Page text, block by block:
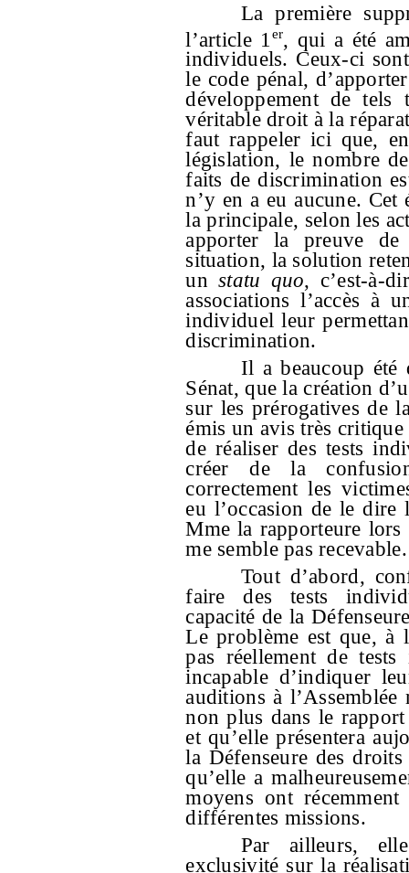
La première
l’article 1 er, qui a été
individuels. Ceux-ci
le code pénal,
développement de
véritable droit à la
faut rappeler ici que,
législation, le nombre
faits de discrimination
n’y en a eu aucune. Cet
la principale, selon les
apporter la preuve
situation, la solution
unstatu quo, c’est-à-
associations l’accès à
individuel leur
discrimination.
Il a beaucoup été
Sénat, que la création
sur les prérogatives de
émis un avis très
de réaliser des tests
créer de la
correctement les
eu l’occasion de le dire
Mme la rapporteure lors
me semble pas recevable.
Tout d’abord,
faire des tests
capacité de la
Le problème est que, à
pas réellement de
incapable d’indiquer
auditions à
non plus dans le
et qu’elle présentera
la Défenseure des
qu’elle a
moyens ont
différentes missions.
Par ailleurs,
exclusivité sur la